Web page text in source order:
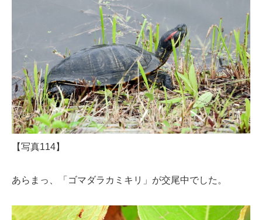
【写真114】
あらまっ、「ゴマダラカミキリ」が交尾中でした。